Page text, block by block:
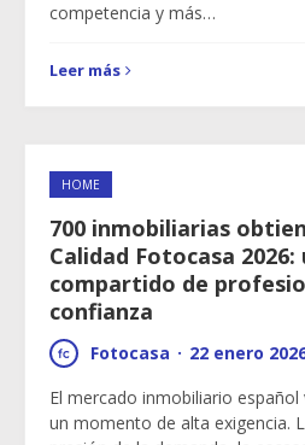
competencia y más…
Leer más
HOME
700 inmobiliarias
Calidad Fotocasa
compartido de
confianza
Fotocasa · 22 enero
El mercado inmobiliario español
un momento de alta exigencia.